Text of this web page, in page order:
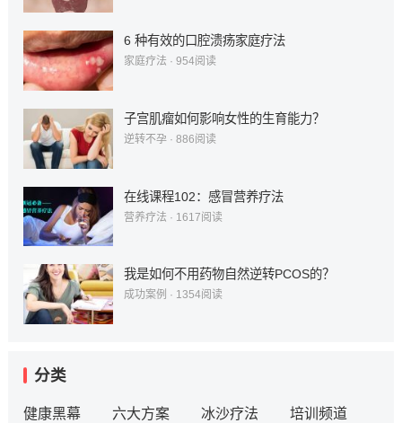
6 种有效的口腔溃疡家庭疗法
家庭疗法 · 954阅读
子宫肌瘤如何影响女性的生育能力？
逆转不孕· 886阅读
在线课程102：感冒营养疗法
营养疗法 · 1617阅读
我是如何不用药物自然逆转PCOS的？
成功案例 · 1354阅读
分类
健康黑幕 六大方案 冰沙疗法 培训频道